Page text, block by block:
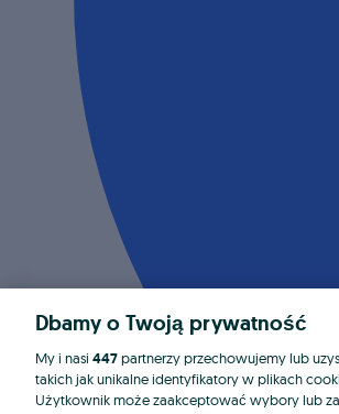
Dbamy o Twoją prywatność
My i nasi 447partnerzy przechowujemy lub
takich jak unikalne identyfikatory w plikach
Użytkownik może zaakceptować wybory lub